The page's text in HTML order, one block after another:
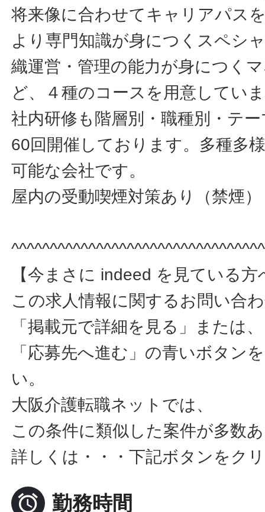
将来像に合わせてキャリアパス
より専門知識が身につくスペシ
織運営・管理の能力が身につく
ど、４種のコースを用意してい
社内研修も階層別・職種別・テ
60回開催しております。多種多
可能な会社です。
屋内の受動喫煙対策あり（禁煙）
【今まさに indeed を見ている方
この求人情報に関するお問い合
「掲載元で詳細を見る」または、
「応募先へ進む」の青いボタン
い。
大阪介護転職ネットでは、
この条件に類似した案件が多数
詳しくは・・・下記ボタンをク
 勤務時間